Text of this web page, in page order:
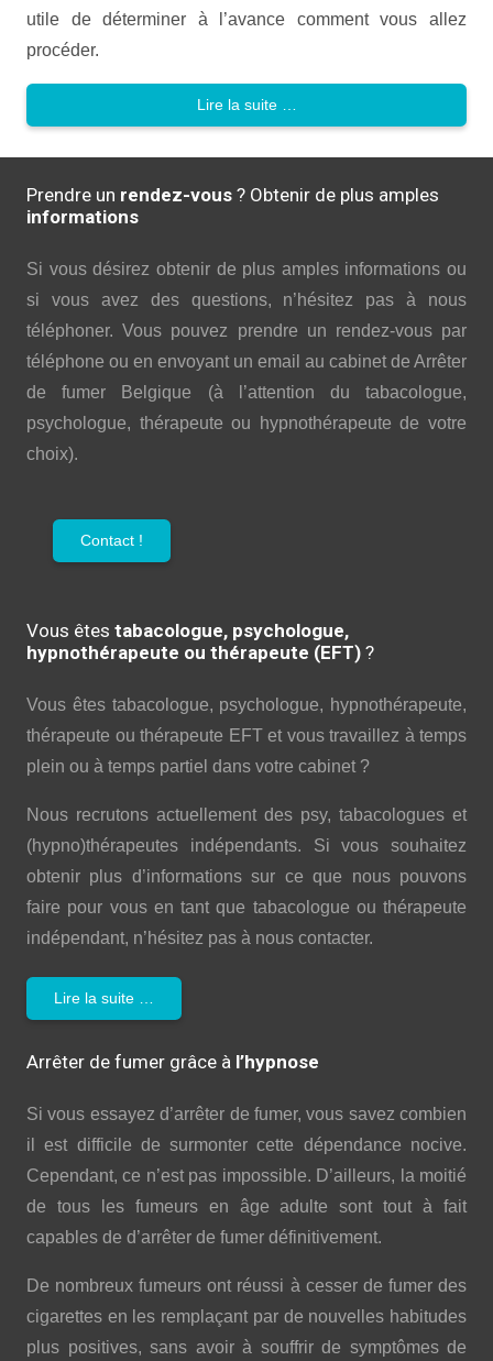
utile de déterminer à l’avance comment vous allez
procéder.
Lire la suite …
Prendre un rendez-vous ? Obtenir de plus amples
informations
Si vous désirez obtenir de plus amples informations ou
si vous avez des questions, n’hésitez pas à nous
téléphoner. Vous pouvez prendre un rendez-vous par
téléphone ou en envoyant un email au cabinet de Arrêter
de fumer Belgique (à l’attention du tabacologue,
psychologue, thérapeute ou hypnothérapeute de votre
choix).
Contact !
Vous êtes tabacologue, psychologue,
hypnothérapeute ou thérapeute (EFT) ?
Vous êtes tabacologue, psychologue, hypnothérapeute,
thérapeute ou thérapeute EFT et vous travaillez à temps
plein ou à temps partiel dans votre cabinet ?
Nous recrutons actuellement des psy, tabacologues et
(hypno)thérapeutes indépendants. Si vous souhaitez
obtenir plus d’informations sur ce que nous pouvons
faire pour vous en tant que tabacologue ou thérapeute
indépendant, n’hésitez pas à nous contacter.
Lire la suite …
Arrêter de fumer grâce à l’hypnose
Si vous essayez d’arrêter de fumer, vous savez combien
il est difficile de surmonter cette dépendance nocive.
Cependant, ce n’est pas impossible. D’ailleurs, la moitié
de tous les fumeurs en âge adulte sont tout à fait
capables de d’arrêter de fumer définitivement.
De nombreux fumeurs ont réussi à cesser de fumer des
cigarettes en les remplaçant par de nouvelles habitudes
plus positives, sans avoir à souffrir de symptômes de